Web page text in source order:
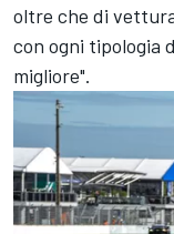
oltre che di
con ogni tipologia
migliore".